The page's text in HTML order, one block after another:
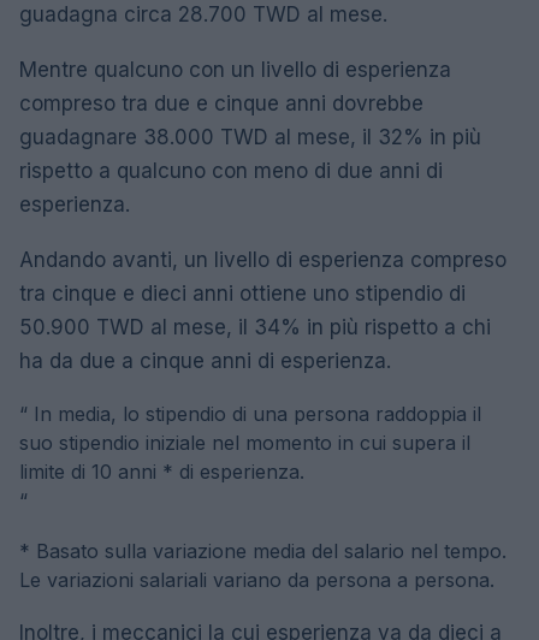
guadagna circa 28.700 TWD al mese.
Mentre qualcuno con un livello di esperienza
compreso tra due e cinque anni dovrebbe
guadagnare 38.000 TWD al mese, il 32% in più
rispetto a qualcuno con meno di due anni di
esperienza.
Andando avanti, un livello di esperienza compreso
tra cinque e dieci anni ottiene uno stipendio di
50.900 TWD al mese, il 34% in più rispetto a chi
ha da due a cinque anni di esperienza.
“ In media, lo stipendio di una persona raddoppia il
suo stipendio iniziale nel momento in cui supera il
limite di 10 anni * di esperienza.
“
* Basato sulla variazione media del salario nel tempo.
Le variazioni salariali variano da persona a persona.
Inoltre, i meccanici la cui esperienza va da dieci a